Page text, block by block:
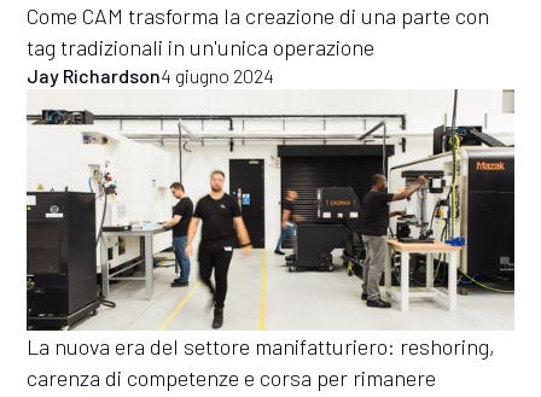
Come CAM trasforma la creazione di una parte con
tag tradizionali in un'unica operazione
Jay Richardson4 giugno 2024
La nuova era del settore manifatturiero: reshoring,
carenza di competenze e corsa per rimanere